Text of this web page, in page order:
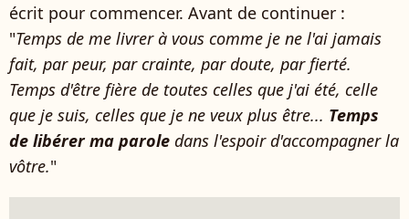
écrit pour commencer. Avant de continuer :
"Temps de me livrer à vous comme je ne l'ai jamais
fait, par peur, par crainte, par doute, par fierté.
Temps d'être fière de toutes celles que j'ai été, celle
que je suis, celles que je ne veux plus être... Temps
de libérer ma parole dans l'espoir d'accompagner la
vôtre."